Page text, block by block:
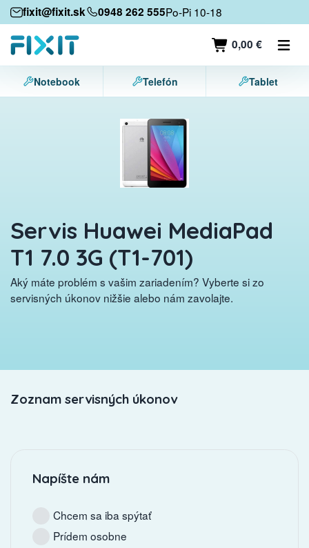
fixit@fixit.sk 0948 262 555Po-Pi 10-18
0,00 €
Mobilné zariadenia
Mobilné telefóny
Tablety
Kontakt
Notebook Telefón Tablet
Servis Huawei MediaPad
T1 7.0 3G (T1-701)
Aký máte problém s vašim zariadením? Vyberte si zo
servisných úkonov nižšie alebo nám zavolajte.
Zoznam servisných úkonov
Napíšte nám
Chcem sa iba spýtať
Prídem osobne